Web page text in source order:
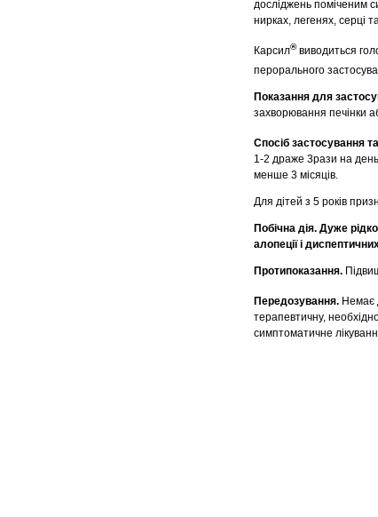
досліджень поміченим
нирках, легенях, серці
Карсил®виводиться
перорального
Показання для
захворювання печінки
Спосіб застосування
1-2 драже 3рази на
менше 3 місяців.
Для дітей з 5 років
Побічна дія. Дуже
алопеції і
Протипоказання.
Передозування. Немає
терапевтичну,
симптоматичне